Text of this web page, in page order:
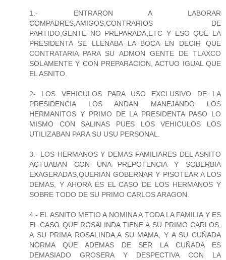
1.- ENTRARON A LABORAR
COMPADRES,AMIGOS,CONTRARIOS DE
PARTIDO,GENTE NO PREPARADA,ETC Y ESO QUE LA
PRESIDENTA SE LLENABA LA BOCA EN DECIR QUE
CONTRATARIA PARA SU ADMON GENTE DE TLAXCO
SOLAMENTE Y CON PREPARACION, ACTUO IGUAL QUE
EL ASNITO.
2- LOS VEHICULOS PARA USO EXCLUSIVO DE LA
PRESIDENCIA LOS ANDAN MANEJANDO LOS
HERMANITOS Y PRIMO DE LA PRESIDENTA PASO LO
MISMO CON SALINAS PUES LOS VEHICULOS LOS
UTILIZABAN PARA SU USU PERSONAL.
3.- LOS HERMANOS Y DEMAS FAMILIARES DEL ASNITO
ACTUABAN CON UNA PREPOTENCIA Y SOBERBIA
EXAGERADAS,QUERIAN GOBERNAR Y PISOTEAR A LOS
DEMAS, Y AHORA ES EL CASO DE LOS HERMANOS Y
SOBRE TODO DE SU PRIMO CARLOS ARAGON.
4.- EL ASNITO METIO A NOMINA A TODA LA FAMILIA Y ES
EL CASO QUE ROSALINDA TIENE A SU PRIMO CARLOS,
A SU PRIMA ROSALINDA,A SU MAMA, Y A SU CUÑADA
NORMA QUE ADEMAS DE SER LA CUÑADA ES
DEMASIADO GROSERA Y DESPECTIVA CON LA